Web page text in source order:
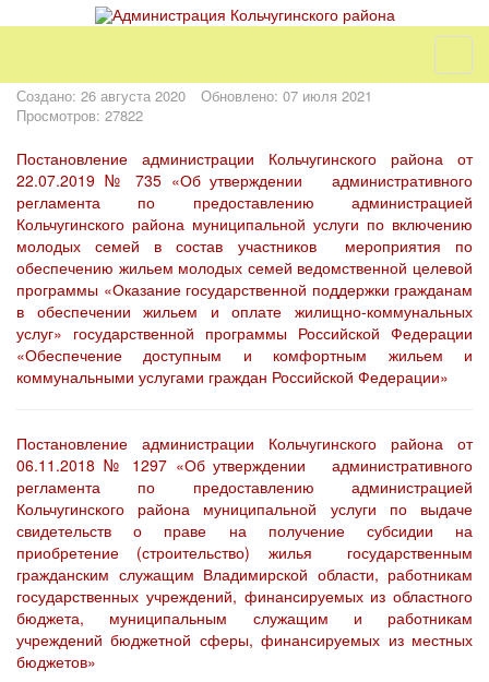
Создано: 26 августа 2020
Обновлено: 07 июля 2021
Просмотров: 27822
Постановление администрации Кольчугинского района от
22.07.2019 № 735 «Об утверждении административного
регламента по предоставлению администрацией
Кольчугинского района муниципальной услуги по включению
молодых семей в состав участников мероприятия по
обеспечению жильем молодых семей ведомственной целевой
программы «Оказание государственной поддержки гражданам
в обеспечении жильем и оплате жилищно-коммунальных
услуг» государственной программы Российской Федерации
«Обеспечение доступным и комфортным жильем и
коммунальными услугами граждан Российской Федерации»
Постановление администрации Кольчугинского района от
06.11.2018 № 1297 «Об утверждении административного
регламента по предоставлению администрацией
Кольчугинского района муниципальной услуги по выдаче
свидетельств о праве на получение субсидии на
приобретение (строительство) жилья государственным
гражданским служащим Владимирской области, работникам
государственных учреждений, финансируемых из областного
бюджета, муниципальным служащим и работникам
учреждений бюджетной сферы, финансируемых из местных
бюджетов»